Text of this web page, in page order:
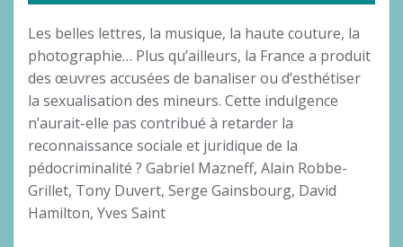
Les belles lettres, la musique, la haute couture, la
photographie… Plus qu’ailleurs, la France a produit
des œuvres accusées de banaliser ou d’esthétiser
la sexualisation des mineurs. Cette indulgence
n’aurait-elle pas contribué à retarder la
reconnaissance sociale et juridique de la
pédocriminalité ? Gabriel Mazneff, Alain Robbe-
Grillet, Tony Duvert, Serge Gainsbourg, David
Hamilton, Yves Saint